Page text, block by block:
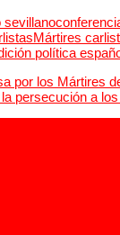
sevillano
Mártires
política
por los Mártires
persecución a